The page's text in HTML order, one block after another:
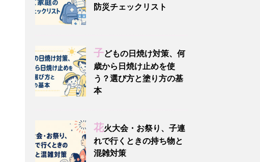
防災チェックリスト
子どもの日焼け対策、何
歳から日焼け止めを使
う？選び方と塗り方の基
本
花火大会・お祭り、子連
れで行くときの持ち物と
混雑対策